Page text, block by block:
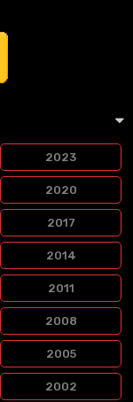
2023
2020
2017
2014
2011
2008
2005
2002